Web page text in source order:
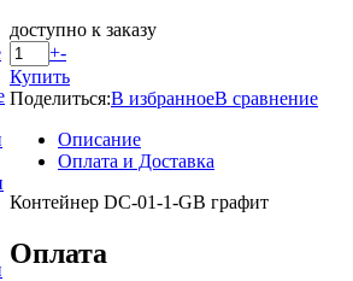
доступно к заказу
+-
Купить
Поделиться:В избранноеВ сравнение
Описание
Оплата и Доставка
Контейнер DC-01-1-GB графит
Оплата